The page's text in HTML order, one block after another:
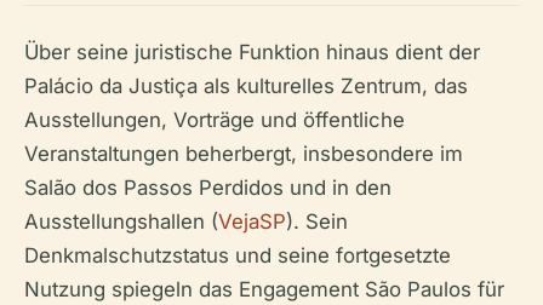
Über seine juristische Funktion hinaus dient der
Palácio da Justiça als kulturelles Zentrum, das
Ausstellungen, Vorträge und öffentliche
Veranstaltungen beherbergt, insbesondere im
Salão dos Passos Perdidos und in den
Ausstellungshallen (VejaSP). Sein
Denkmalschutzstatus und seine fortgesetzte
Nutzung spiegeln das Engagement São Paulos für